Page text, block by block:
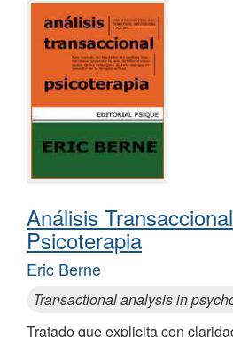
Análisis
Psicoterapia
Eric Berne
Transactional analysis in
Tratado que explicita con